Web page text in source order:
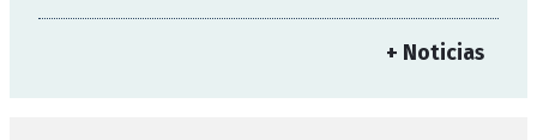
+ Noticias